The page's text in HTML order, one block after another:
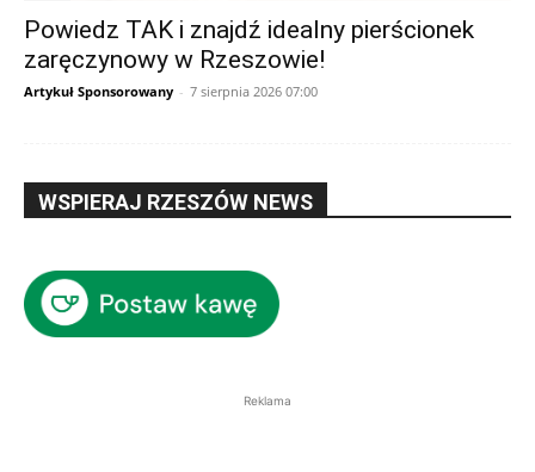
Powiedz TAK i znajdź idealny pierścionek
zaręczynowy w Rzeszowie!
Artykuł Sponsorowany - 7 sierpnia 2026 07:00
WSPIERAJ RZESZÓW NEWS
Reklama